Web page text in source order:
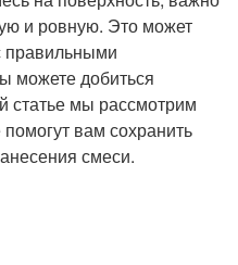
и ровную. Это может
правильными
можете добиться
статье мы рассмотрим
вам сохранить
смеси.